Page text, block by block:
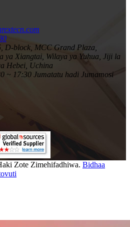
D-block, MCC Grand Plaza,
ya Xiangtai, Wilaya ya Yuhua, Jiji la
Hebei, Uchina
~ 17:30 Jumatatu hadi Jumamosi
Zote Zimehifadhiwa. Bidhaa